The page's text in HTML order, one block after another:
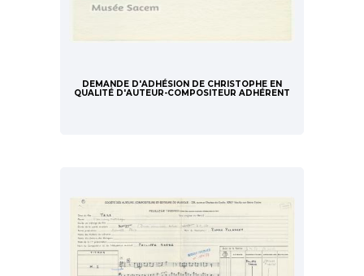
DEMANDE D'ADHÉSION DE CHRISTOPHE EN
QUALITÉ D'AUTEUR-COMPOSITEUR ADHÉRENT